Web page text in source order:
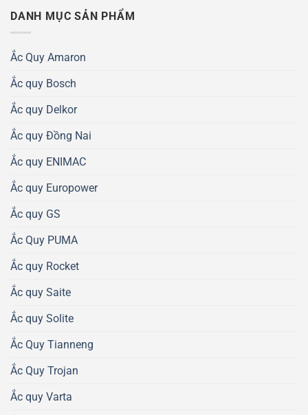
DANH MỤC SẢN PHẨM
Ắc Quy Amaron
Ắc quy Bosch
Ắc quy Delkor
Ắc quy Đồng Nai
Ắc quy ENIMAC
Ắc quy Europower
Ắc quy GS
Ắc Quy PUMA
Ắc quy Rocket
Ắc quy Saite
Ắc quy Solite
Ắc Quy Tianneng
Ắc Quy Trojan
Ắc quy Varta